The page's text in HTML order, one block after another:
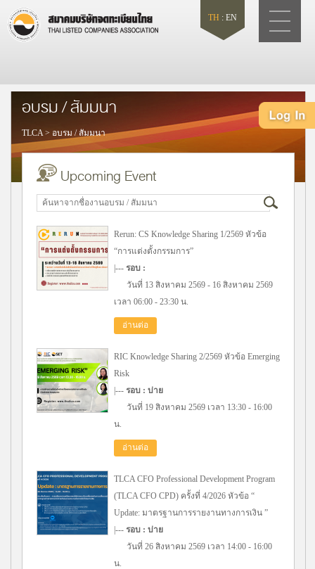
TH : EN
อบรม / สัมมนา
TLCA> อบรม / สัมมนา
Upcoming Event
Rerun: CS Knowledge Sharing 1/2569 หัวข้อ
“การแต่งตั้งกรรมการ”
|--- รอบ :
วันที่ 13 สิงหาคม 2569 - 16 สิงหาคม 2569
เวลา 06:00 - 23:30 น.
อ่านต่อ
RIC Knowledge Sharing 2/2569 หัวข้อ Emerging
Risk
|--- รอบ : บ่าย
วันที่ 19 สิงหาคม 2569 เวลา 13:30 - 16:00
น.
อ่านต่อ
TLCA CFO Professional Development Program
(TLCA CFO CPD) ครั้งที่ 4/2026 หัวข้อ “
Update: มาตรฐานการรายงานทางการเงิน ”
|--- รอบ : บ่าย
วันที่ 26 สิงหาคม 2569 เวลา 14:00 - 16:00
น.